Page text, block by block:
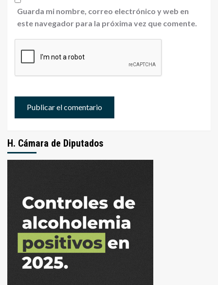
Guarda mi nombre, correo electrónico y web en
este navegador para la próxima vez que comente.
H. Cámara de Diputados